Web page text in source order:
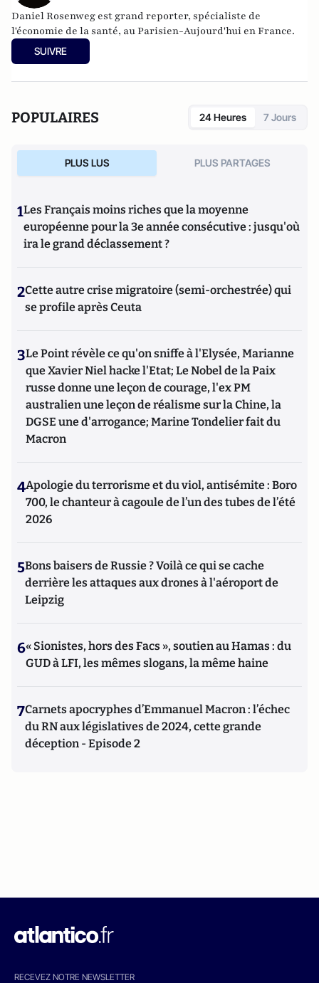
Daniel Rosenweg est grand reporter, spécialiste de
l'économie de la santé, au Parisien-Aujourd'hui en France.
SUIVRE
POPULAIRES 24 Heures 7 Jours
PLUS LUS PLUS PARTAGES
1Les Français moins riches que la moyenne
européenne pour la 3e année consécutive : jusqu'où
ira le grand déclassement ?
2Cette autre crise migratoire (semi-orchestrée) qui
se profile après Ceuta
3Le Point révèle ce qu'on sniffe à l'Elysée, Marianne
que Xavier Niel hacke l'Etat; Le Nobel de la Paix
russe donne une leçon de courage, l'ex PM
australien une leçon de réalisme sur la Chine, la
DGSE une d'arrogance; Marine Tondelier fait du
Macron
4Apologie du terrorisme et du viol, antisémite : Boro
700, le chanteur à cagoule de l’un des tubes de l’été
2026
5Bons baisers de Russie ? Voilà ce qui se cache
derrière les attaques aux drones à l'aéroport de
Leipzig
6« Sionistes, hors des Facs », soutien au Hamas : du
GUD à LFI, les mêmes slogans, la même haine
7Carnets apocryphes d’Emmanuel Macron : l’échec
du RN aux législatives de 2024, cette grande
déception - Episode 2
RECEVEZ NOTRE NEWSLETTER